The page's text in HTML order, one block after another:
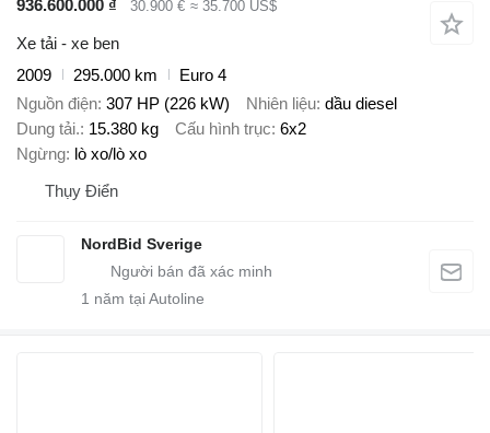
936.600.000 ₫ 30.900 € ≈ 35.700 US$
Xe tải - xe ben
2009
295.000 km
Euro 4
Nguồn điện 307 HP (226 kW) Nhiên liệu dầu diesel
Dung tải. 15.380 kg Cấu hình trục 6x2
Ngừng lò xo/lò xo
Thụy Điển
NordBid Sverige
1 năm tại Autoline